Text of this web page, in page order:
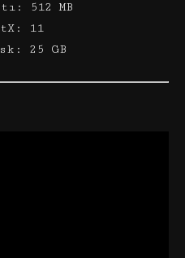
512 MB
11
25 GB